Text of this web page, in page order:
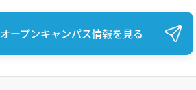
オープンキャンパス情報を見る